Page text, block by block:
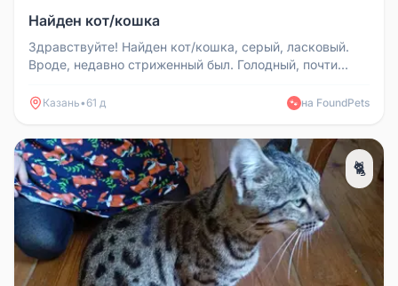
Найден кот/кошка
Здравствуйте! Найден кот/кошка, серый, ласковый.
Вроде, недавно стриженный был. Голодный, почти
Казань•61 д 🐾 на FoundPets
🐈